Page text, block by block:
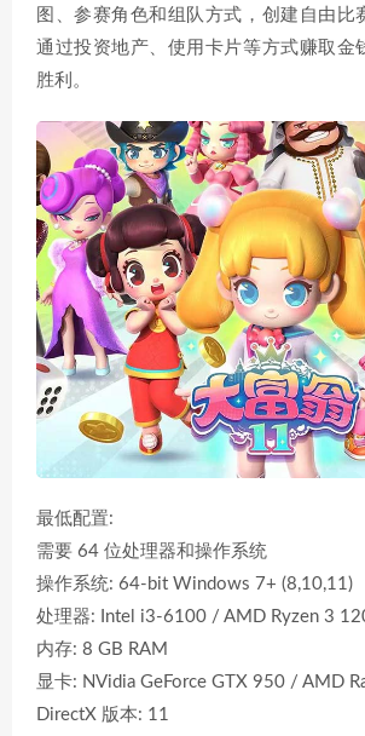
图、参赛角色和组队方式，创建自由比
通过投资地产、使用卡片等方式赚取金
胜利。
最低配置:
需要 64 位处理器和操作系统
操作系统: 64-bit Windows 7+ (8,10,11)
处理器: Intel i3-6100 / AMD Ryzen 3
内存: 8 GB RAM
显卡: NVidia GeForce GTX 950 / AMD
DirectX 版本: 11